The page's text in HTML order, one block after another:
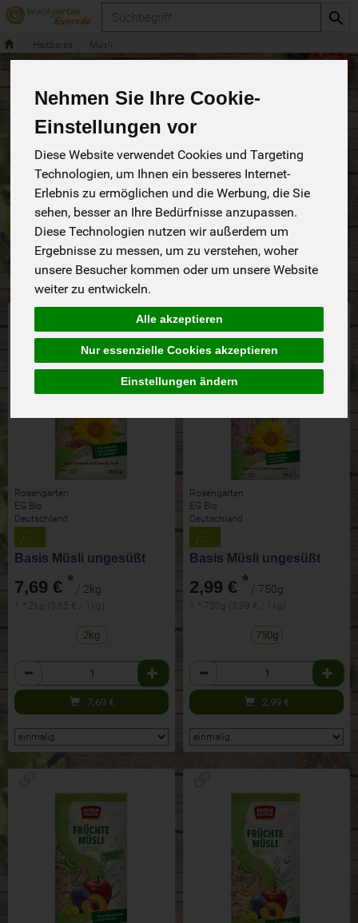
Nehmen Sie Ihre Cookie-
Einstellungen vor
Diese Website verwendet Cookies und Targeting
Technologien, um Ihnen ein besseres Internet-
Erlebnis zu ermöglichen und die Werbung, die Sie
sehen, besser an Ihre Bedürfnisse anzupassen.
Diese Technologien nutzen wir außerdem um
Ergebnisse zu messen, um zu verstehen, woher
unsere Besucher kommen oder um unsere Website
weiter zu entwickeln.
Alle akzeptieren
Nur essenzielle Cookies akzeptieren
Einstellungen ändern
Produkt
Haltbares Müsli
Müsli
Hersteller Ernährung Allergene
Rosengarten
EG Bio
Deutschland
Basis Müsli ungesüßt
7,69 € * / 2kg
1 * 2kg (3,85 € / 1kg)
2kg
Anzahl
7,69 €
Rosengarten
EG Bio
Deutschland
Basis Müsli ungesüßt
2,99 € * / 750g
1 * 750g (3,99 € / 1kg)
750g
Anzahl
2,99 €